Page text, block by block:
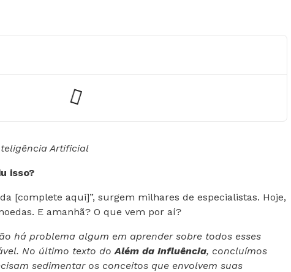
ser: 4 tipos de creators que
Artificial
isso?
[complete aqui]”, surgem milhares de especialistas. Hoje,
E amanhã? O que vem por aí?
há problema algum em aprender sobre todos esses
No último texto do Além da Influência, concluímos
sedimentar os conceitos que envolvem suas